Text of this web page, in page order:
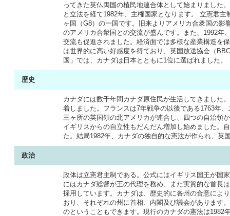
ってきた英仏両国の植民地連合体として始まりました
と立法を経て1982年、主権国家となります。 立憲君
ヶ国（G8）の一国です。旧来よりアメリカ合衆国の
のアメリカ合衆国との交流が盛んです。また、1992年
交流も促進されました。経済面では多様な産業構造を
は世界的に高い好感度を得ており、英国放送協会（
国」では、カナダは日本とともに1位に選ばれました。
歴史
カナダには数千年間カナダ原住民が生活してきました
着しました。フランスは7年戦争の以後である1763年
三ヶ所の英国領の北アメリカが連合し、四つの自治領
イギリスからの自立性もだんだん増加し始めました。
た。結局1982年、カナダの独自的な憲法が作られ、英
政治
政体は立憲君主制である。公式にはイギリス国王が国
にはカナダ総督が王の代理を務め、また実質的な首長
採用しています。カナダは、歴史的に各州の合意によ
おり、それぞれの州に首相、内閣及び議会があります
のということもできます。現行のカナダの憲法は1982